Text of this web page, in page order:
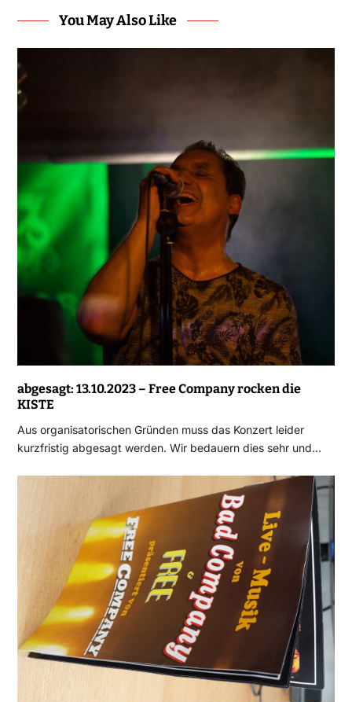
You May Also Like
abgesagt: 13.10.2023 – Free Company rocken die
KISTE
Aus organisatorischen Gründen muss das Konzert leider
kurzfristig abgesagt werden. Wir bedauern dies sehr und…